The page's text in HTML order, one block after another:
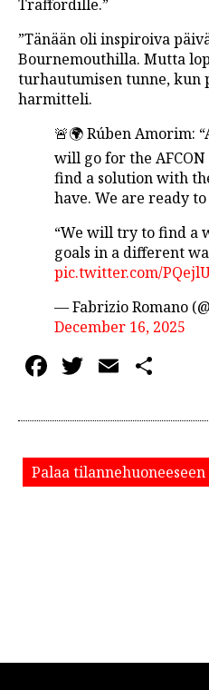
Traffordille.”
”Tänään oli inspiroiva
Bournemouthilla. Mutta
turhautumisen tunne, kun
harmitteli.
🚨🌍 Rúben Amorim:
will go for the
find a solution with
have. We are ready to
“We will try to find a
goals in a different
pic.twitter.com/
— Fabrizio Romano
December 16, 2025
Facebook
Twitter
Email
Palaa tilannehuoneeseen